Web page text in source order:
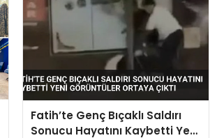
Fatih’te Genç Bıçaklı Saldırı
Sonucu Hayatını Kaybetti Yeni